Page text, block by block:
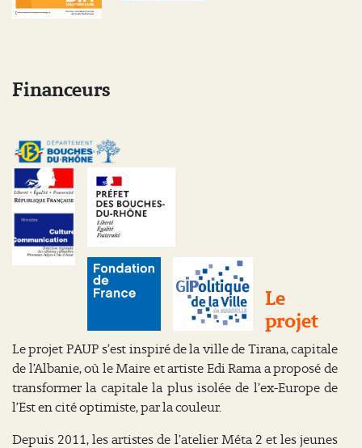
Financeurs
Le
projet
Le projet PAUP s’est inspiré de la ville de Tirana, capitale
de l’Albanie, où le Maire et artiste Edi Rama a proposé de
transformer la capitale la plus isolée de l’ex-Europe de
l’Est en cité optimiste, par la couleur.
Depuis 2011, les artistes de l’atelier Méta 2 et les jeunes